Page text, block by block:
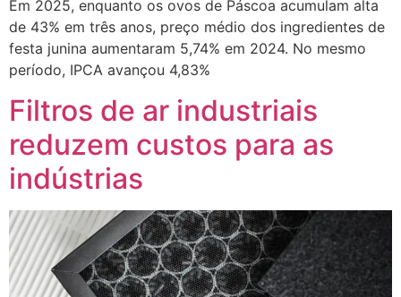
Em 2025, enquanto os ovos de Páscoa acumulam alta
de 43% em três anos, preço médio dos ingredientes de
festa junina aumentaram 5,74% em 2024. No mesmo
período, IPCA avançou 4,83%
Filtros de ar industriais
reduzem custos para as
indústrias